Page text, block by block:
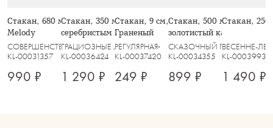
Стакан, 680 мл, 2 шт, стекло,
Melody
СОВЕРШЕНСТВО
KL-00031357
990 ₽
Стакан, 350 мл, 2 шт, стекло, с
серебристым кантом, Rhapsody
ГРАЦИОЗНЫЕ ЛОШАДИ
KL-00036424
1 290 ₽
Стакан, 9 см, 300 мл, стекло,
Граненый
РЕГУЛЯРНАЯ
KL-00037420
249 ₽
Стакан, 500 мл, 2 шт,
золотистый кант, Ravello
СКАЗОЧНЫЙ ГОРОД
KL-00034355
899 ₽
Стакан,
ВЕСЕННЕ-
KL-00039933
1 490 ₽